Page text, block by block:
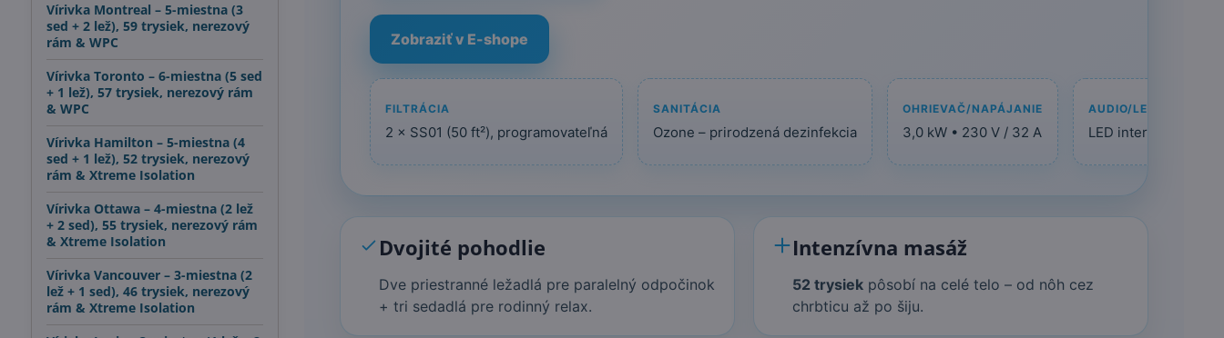
Zobraziť v E-shope
FILTRÁCIA
2 × SS01 (50 ft²), programovateľná
SANITÁCIA
Ozone – prirodzená dezinfekcia
OHRIEVAČ/NAPÁJANIE
3,0 kW • 230 V / 32 A
AUDIO/LED
LED interiér + logo/
Dvojité pohodlie
Dve priestranné ležadlá pre paralelný odpočinok
+ tri sedadlá pre rodinný relax.
Intenzívna masáž
52 trysiek pôsobí na celé telo – od nôh cez
chrbticu až po šiju.
Vírivka Montreal – 5-miestna (3
sed + 2 lež), 59 trysiek, nerezový
rám & WPC
Vírivka Toronto – 6-miestna (5 sed
+ 1 lež), 57 trysiek, nerezový rám
& WPC
Vírivka Hamilton – 5-miestna (4
sed + 1 lež), 52 trysiek, nerezový
rám & Xtreme Isolation
Vírivka Ottawa – 4-miestna (2 lež
+ 2 sed), 55 trysiek, nerezový rám
& Xtreme Isolation
Vírivka Vancouver – 3-miestna (2
lež + 1 sed), 46 trysiek, nerezový
rám & Xtreme Isolation